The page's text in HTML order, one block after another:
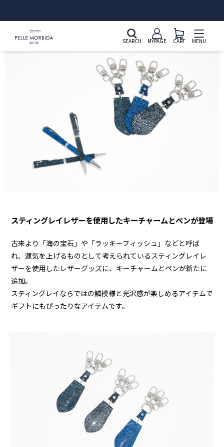
SEARCH MYPAGE CART MENU
スティングレイレザーを使用したキーチャームとペンが登場
古来より「海の宝石」や「ラッキーフィッシュ」などと呼ば
れ、運気を上げるものとして考えられているスティングレイレ
ザーを使用したレザーグッズに、キーチャームとペンが新たに
追加。
スティングレイならではの鱗模様と光沢感が楽しめるアイテムで
ギフトにもぴったりなアイテムです。